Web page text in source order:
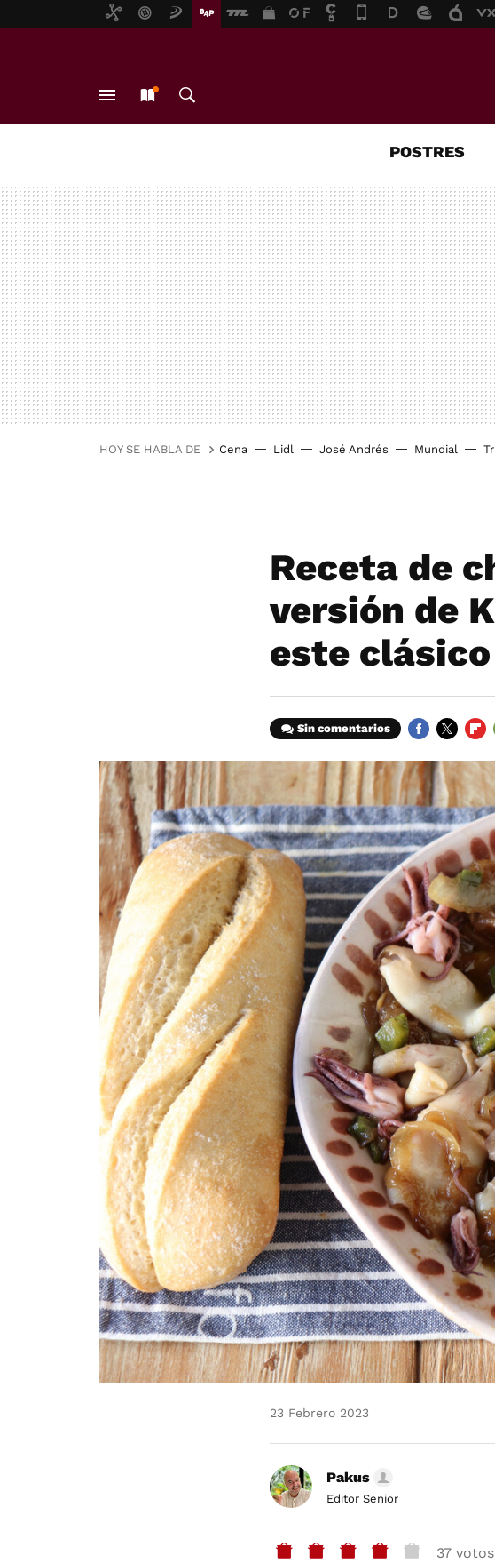
POSTRES
HOY SE HABLA DE Cena Lidl José Andrés Mundial
Receta de
versión de
este
Sin comentarios
23 Febrero 2023
Pakus
Editor Senior
37 votos